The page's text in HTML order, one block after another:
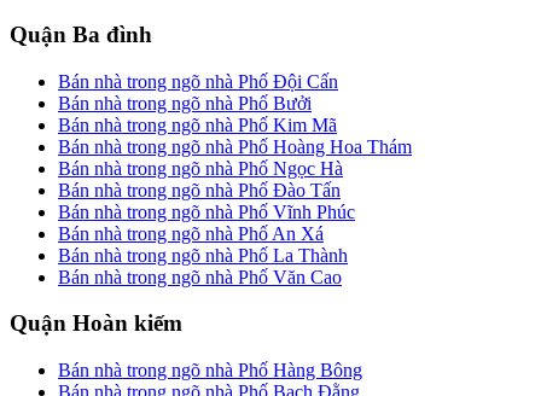
Quận Ba đình
Bán nhà trong ngõ nhà Phố Đội Cấn
Bán nhà trong ngõ nhà Phố Bưởi
Bán nhà trong ngõ nhà Phố Kim Mã
Bán nhà trong ngõ nhà Phố Hoàng Hoa Thám
Bán nhà trong ngõ nhà Phố Ngọc Hà
Bán nhà trong ngõ nhà Phố Đào Tấn
Bán nhà trong ngõ nhà Phố Vĩnh Phúc
Bán nhà trong ngõ nhà Phố An Xá
Bán nhà trong ngõ nhà Phố La Thành
Bán nhà trong ngõ nhà Phố Văn Cao
Quận Hoàn kiếm
Bán nhà trong ngõ nhà Phố Hàng Bông